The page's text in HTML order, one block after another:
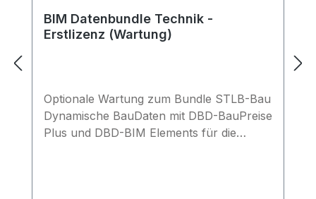
BIM Datenbundle Technik -
Erstlizenz (Wartung)
Optionale Wartung zum Bundle STLB-Bau
Dynamische BauDaten mit DBD-BauPreise
Plus und DBD-BIM Elements für die